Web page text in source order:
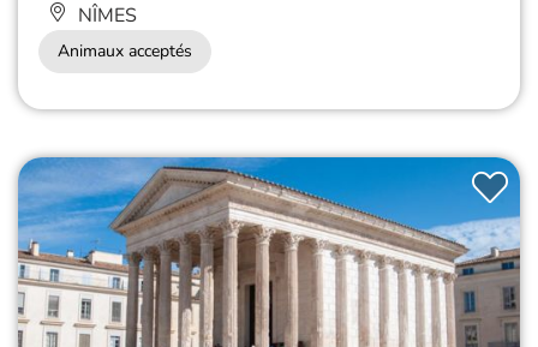
NÎMES
Animaux acceptés